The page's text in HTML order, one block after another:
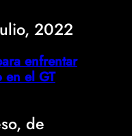
2022
enfrentar
el GT
de